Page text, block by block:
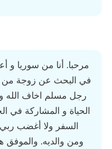
مرحبا. أنا من سوريا و
في البحث عن زوجة من
رجل مسلم اخاف الله
الحياة و المشاركة في
السفر ولا أغضب ربي
ومن والديه. والموفق